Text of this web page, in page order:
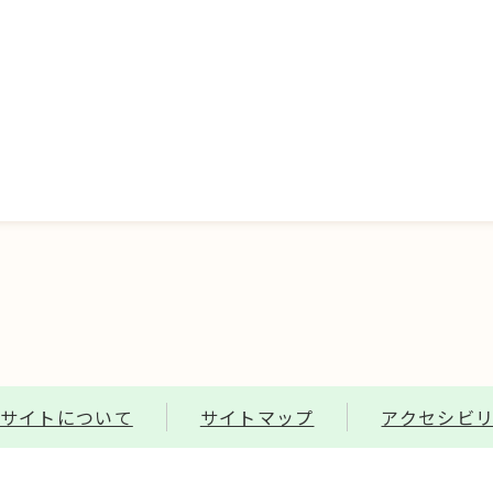
イトについて サイトマップ アクセシビ